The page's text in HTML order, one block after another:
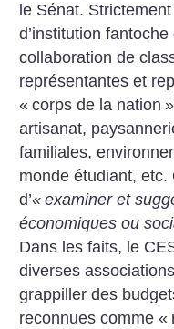
le Sénat.
d’institution
collaboration de
représentantes et
« corps de la nation
artisanat,
familiales,
monde étudiant,
d’« examiner et
économiques ou
Dans les faits, le
diverses
grappiller des
reconnues comme «